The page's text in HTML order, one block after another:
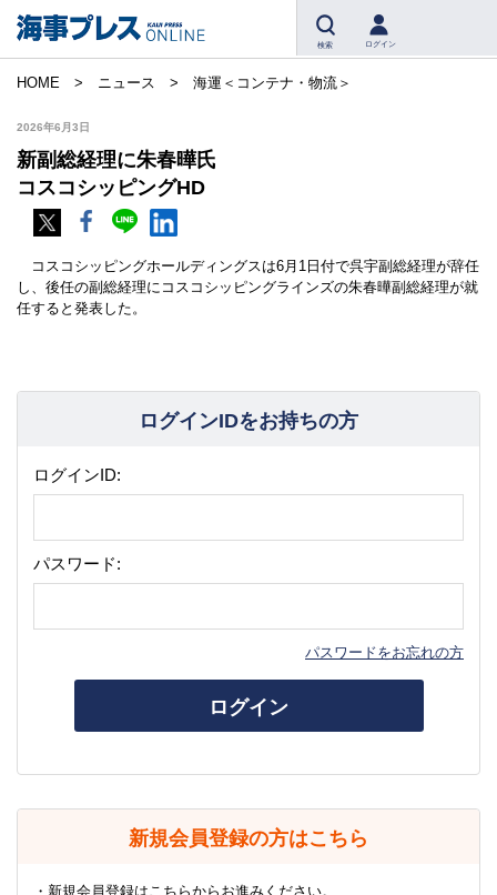
検索 ログイン
HOME ニュース 海運＜コンテナ・物流＞
2026年6月3日
新副総経理に朱春曄氏
コスコシッピングHD
コスコシッピングホールディングスは6月1日付で呉宇副総経理が辞任
し、後任の副総経理にコスコシッピングラインズの朱春曄副総経理が就
任すると発表した。
ログインIDをお持ちの方
ログインID:
パスワード:
パスワードをお忘れの方
ログイン
新規会員登録の方はこちら
・新規会員登録はこちらからお進みください。